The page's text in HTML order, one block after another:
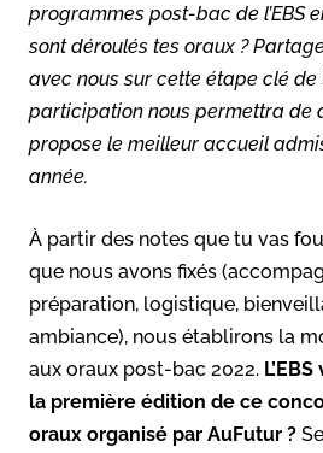
programmes post-bac de l’EBS
sont déroulés tes oraux ?
avec nous sur cette étape clé de
participation nous permettra de
propose le meilleur accueil
année.
À partir des notes que tu vas
que nous avons fixés
préparation, logistique,
ambiance), nous établirons la
aux oraux post-bac 2022.
la première édition de ce
oraux organisé par AuFutur ?